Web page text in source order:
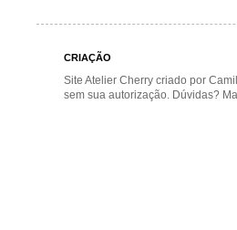
CRIAÇÃO
Site Atelier Cherry criado por
sem sua autorização. Dúvidas?